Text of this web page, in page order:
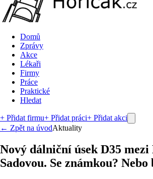
Domů
Zprávy
Akce
Lékaři
Firmy
Práce
Praktické
Hledat
+ Přidat firmu+ Přidat práci+ Přidat akci
← Zpět na úvodAktuality
Nový dálniční úsek D35
Sadovou. Se známkou? Nebo